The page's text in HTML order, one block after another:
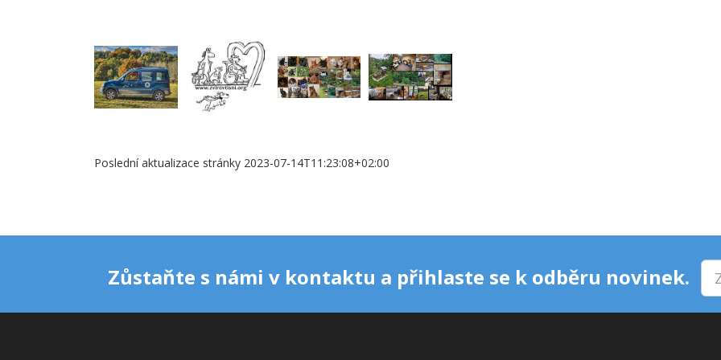
Poslední aktualizace stránky 2023-07-14T11:23:08+02:00
Zůstaňte s námi v kontaktu a přihlaste se k odběru novinek.